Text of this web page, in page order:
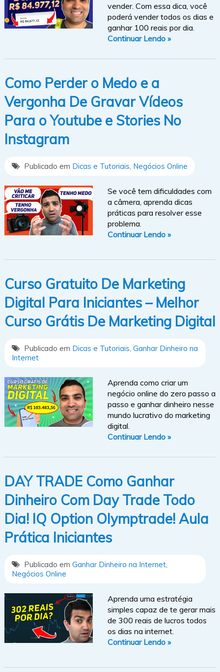
vender. Com essa dica, você
poderá vender todos os dias e
ganhar 100 reais por dia.
Continuar Lendo »
Como Perder o Medo e a
Vergonha De Gravar Vídeos
Para o Youtube e Stories No
Instagram
Publicado em Dicas e Tutoriais Negócios Online
Se você tem dificuldades com
a câmera, aprenda dicas
práticas para resolver esse
problema.
Continuar Lendo »
Curso Gratuito De Marketing
Digital Para Iniciantes – Melhor
Curso Grátis De Marketing Digital
Publicado em Dicas e Tutoriais Ganhar Dinheiro na
Internet
Aprenda como criar um
negócio online do zero passo a
passo e ganhar dinheiro nesse
mundo lucrativo do marketing
digital.
Continuar Lendo »
DAY TRADE Como Ganhar
Dinheiro Com Day Trade Todo
Dia! IQ Option Olymptrade! Aula
Prática Iniciantes
Publicado em Ganhar Dinheiro na Internet,
Negócios Online
Aprenda uma estratégia
simples capaz de te gerar mais
de 300 reais de lucros todos
os dias na internet.
Continuar Lendo »